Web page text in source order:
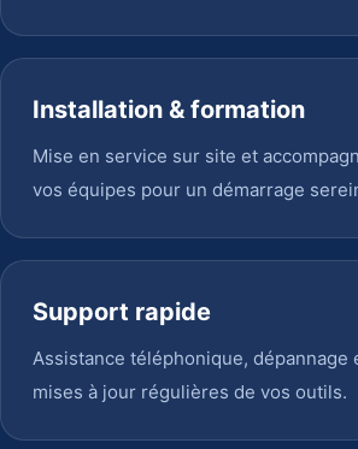
Installation & formation
Mise en service sur site et
vos équipes pour un démarrage
Support rapide
Assistance téléphonique, dépannage
mises à jour régulières de vos outils.